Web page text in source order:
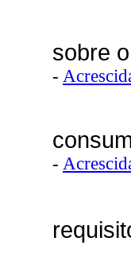
sobre
-
-